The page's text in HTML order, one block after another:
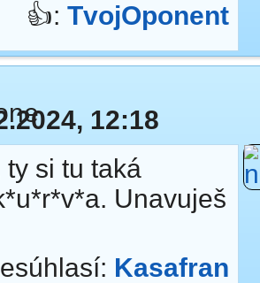
👍: TvojOponent
12:18
ty si tu taká
Unavuješ
Kasafran